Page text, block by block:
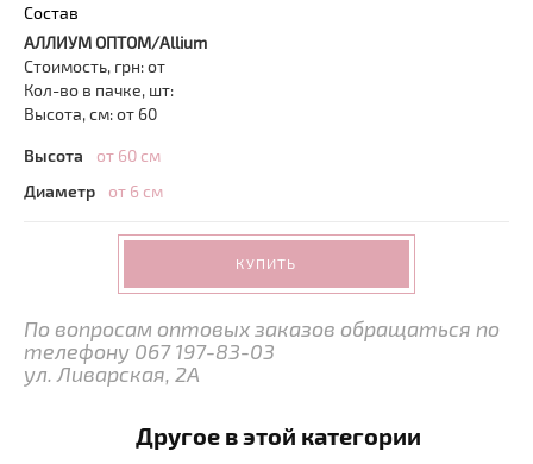
Состав
АЛЛИУМ ОПТОМ/Allium
Стоимость, грн: от
Кол-во в пачке, шт:
Высота, см: от 60
Высота
от 60 см
Диаметр
от 6 см
КУПИТЬ
По вопросам оптовых заказов обращаться по
телефону 067 197-83-03
ул. Ливарская, 2А
Другое в этой категории